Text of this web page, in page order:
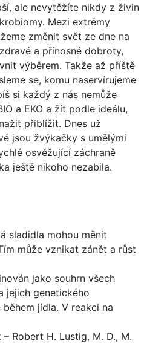
ale nevytěžíte nikdy z živin
Mezi extrémy
změnit svět ze dne na
a přínosné dobroty,
výběrem. Takže až příště
se, komu naservírujeme
si každý z nás nemůže
a EKO a žít podle ideálu,
přiblížit. Dnes už
jsou žvýkačky s umělými
osvěžující záchraně
ještě nikoho nezabila.
sladidla mohou měnit
může vznikat zánět a růst
jako souhrn všech
jejich genetického
jídla. V reakci na
Robert H. Lustig, M. D., M.